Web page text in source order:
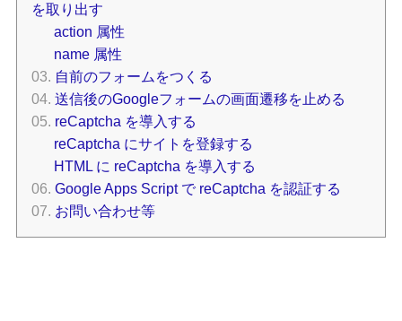
を取り出す
action 属性
name 属性
自前のフォームをつくる
送信後のGoogleフォームの画面遷移を止める
reCaptcha を導入する
reCaptcha にサイトを登録する
HTML に reCaptcha を導入する
Google Apps Script で reCaptcha を認証する
お問い合わせ等